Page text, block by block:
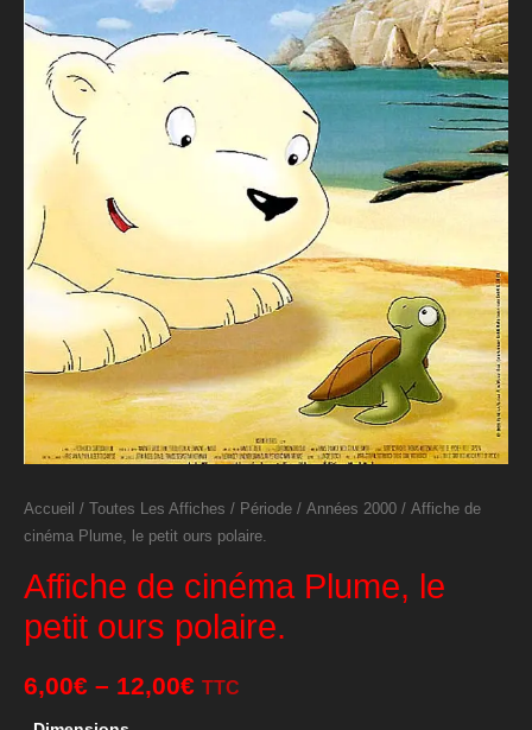
Accueil / Toutes Les Affiches / Période / Années 2000 / Affiche de
cinéma Plume, le petit ours polaire.
Affiche de cinéma Plume, le
petit ours polaire.
6,00€ – 12,00€ TTC